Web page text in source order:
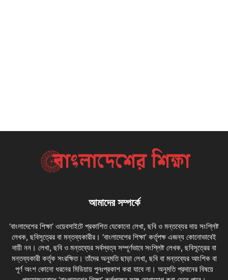
আমাদের সম্পর্কে
‘বাংলাদেশের শিক্ষা’ ওয়েবসাইটে প্রকাশিত যেকোনো লেখা, ছবি ও মন্তব্যের দায় সংশ্লিষ্ট
লেখক, ছবিসূত্রের বা মন্তব্যকারীর। ‘বাংলাদেশের শিক্ষা’ কর্তৃপক্ষ এজন্য কোনোভাবেই
দায়ী নন। লেখা, ছবি ও মন্তব্যের সর্বস্বত্ব সম্পূর্ণভাবে সংশ্লিষ্ট লেখক, ছবিসূত্রের বা
মন্তব্যকারী কর্তৃক সংরক্ষিত। তাঁদের অনুমতি ছাড়া লেখা, ছবি বা মন্তব্যের আংশিক বা
পূর্ণ অংশ কোনো ধরনের মিডিয়ায় পুনঃপ্রকাশ করা যাবে না। অনুমতি প্রদানের বিষয়ে